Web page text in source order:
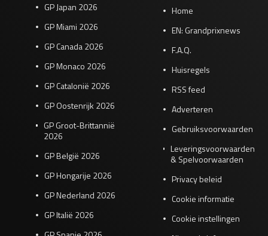
GP Japan 2026
GP Miami 2026
GP Canada 2026
GP Monaco 2026
GP Catalonië 2026
GP Oostenrijk 2026
GP Groot-Brittannië
2026
GP België 2026
GP Hongarije 2026
GP Nederland 2026
GP Italië 2026
Home
EN: Grandprixnews
F.A.Q.
Huisregels
RSS feed
Adverteren
Gebruiksvoorwaarden
Leveringsvoorwaarden
& Spelvoorwaarden
Privacy beleid
Cookie informatie
Cookie instellingen